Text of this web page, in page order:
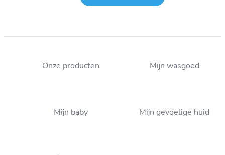
poederwasmiddel: wat is
specialist voor je wasgoed!
Onze producten Mijn wasgoed
Mijn baby Mijn gevoelige huid